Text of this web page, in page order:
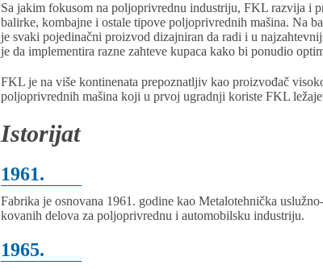
Sa jakim fokusom na poljoprivrednu industriju, FKL razvija i
balirke, kombajne i ostale tipove poljoprivrednih mašina. Na
je svaki pojedinačni proizvod dizajniran da radi i u
je da implementira razne zahteve kupaca kako bi ponudio
FKL je na više kontinenata prepoznatljiv kao proizvođač
poljoprivrednih mašina koji u prvoj ugradnji koriste FKL
Istorijat
1961.
Fabrika je osnovana 1961. godine kao Metalotehnička
kovanih delova za poljoprivrednu i automobilsku industriju.
1965.